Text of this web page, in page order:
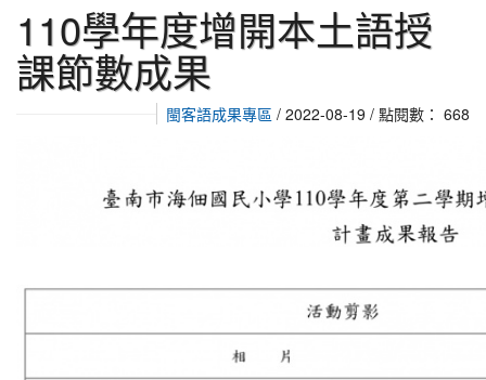
110學年度增開本土語授
課節數成果
閩客語成果專區 / 2022-08-19 / 點閱數： 668